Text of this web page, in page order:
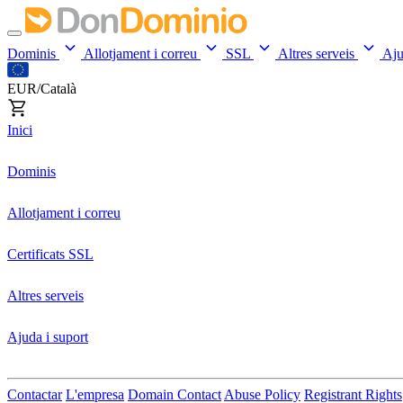
Dominis Allotjament i correu SSL Altres serveis
EUR/Català
Inici
Dominis
Allotjament i correu
Certificats SSL
Altres serveis
Ajuda i suport
Contactar L'empresa Domain Contact Abuse Policy Registrant Rights